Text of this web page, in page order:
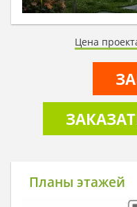
Цена
Планы этажей